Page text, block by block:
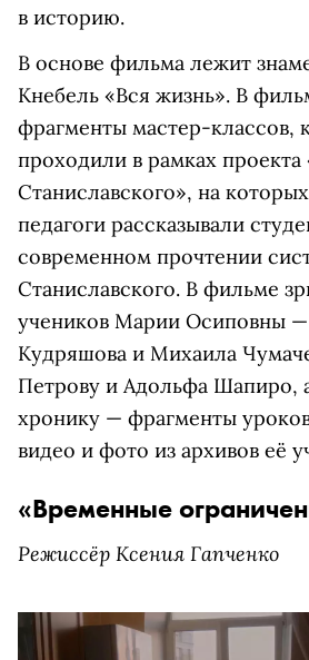
в историю.
В основе фильма лежит
Кнебель «Вся жизнь». В
фрагменты мастер-классов,
проходили в рамках
Станиславского», на
педагоги рассказывали
современном прочтении
Станиславского. В фильме
учеников Марии Осиповны
Кудряшова и Михаила
Петрову и Адольфа Шапиро,
хронику — фрагменты
видео и фото из архивов её
«Временные
Режиссёр Ксения Гапченко